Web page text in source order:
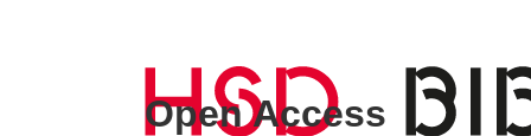
Open Access